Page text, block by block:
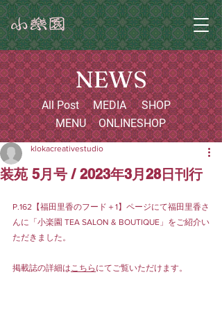
NEWS
All Post
MENU
MEDIA
SHOP
ONLINESHOP
装苑 5月号 / 2023年3月28日刊行
klokacreativestudio
P.162【福田里香のフード＋1】ページにて福田里香さ
んに「小楽園 TEA SALON & BOUTIQUE」をご紹介い
ただきました。
掲載誌の詳細はこちら にてご覧いただけます。